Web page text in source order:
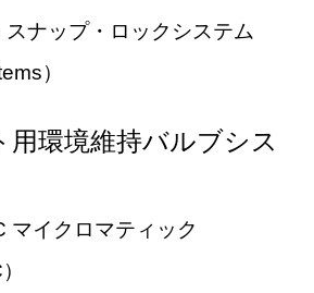
ナップ・ロックシステム
）
用環境維持バルブシス
マイクロマティック